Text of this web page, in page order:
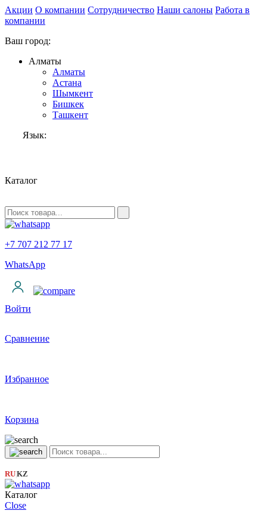
Акции О компании Сотрудничество Наши салоны Работа в
компании
Ваш город:
Алматы
Алматы
Астана
Шымкент
Бишкек
Ташкент
Язык:
Каталог
+7 707 212 77 17
WhatsApp
Войти
Сравнение
Избранное
Корзина
RU|KZ
Каталог
Close